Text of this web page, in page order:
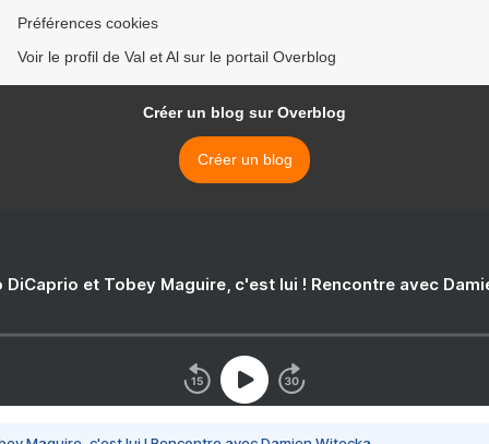
Préférences cookies
Voir le profil de Val et Al sur le portail Overblog
Créer un blog sur Overblog
Créer un blog
DiCaprio et Tobey Maguire, c'est lui ! Rencontre avec